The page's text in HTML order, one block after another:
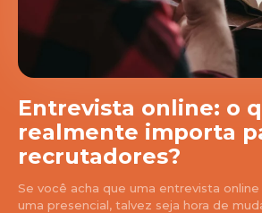
Entrevista online: o
realmente importa
recrutadores?
Se você acha que uma entrevista
uma presencial, talvez seja hora de